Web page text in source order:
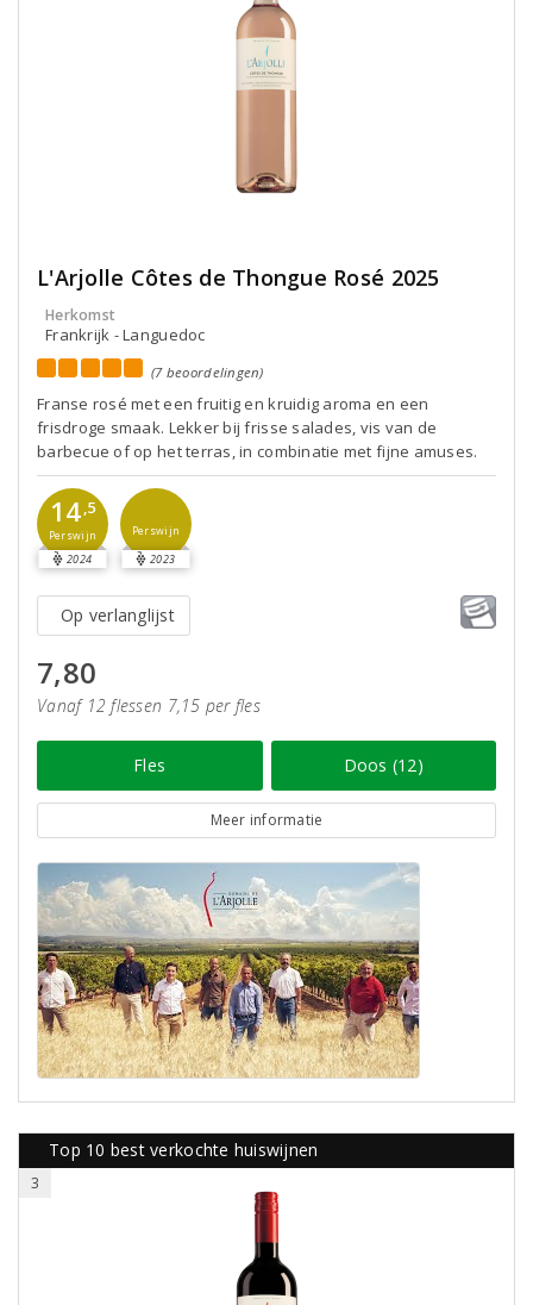
L'Arjolle Côtes de Thongue Rosé 2025
Herkomst
Frankrijk - Languedoc
(7 beoordelingen)
Franse rosé met een fruitig en kruidig aroma en een
frisdroge smaak. Lekker bij frisse salades, vis van de
barbecue of op het terras, in combinatie met fijne amuses.
14,5
Perswijn
2024
Perswijn
2023
Op verlanglijst
7,80
Vanaf 12 flessen 7,15 per fles
Fles Doos (12)
Meer informatie
Top 10 best verkochte huiswijnen
3